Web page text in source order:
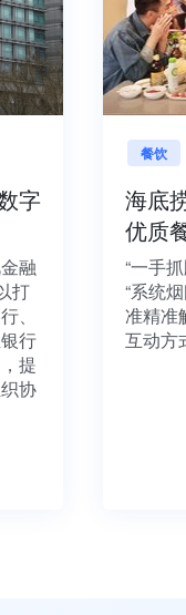
数字
视金融
，以打
银行、
生银行
台，提
组织协
。
“
“